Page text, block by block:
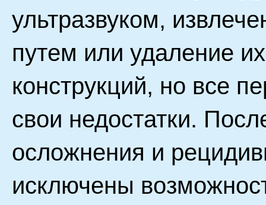
ультразвуком,
путем или удаление
конструкций, но все
свои недостатки.
осложнения и
исключены